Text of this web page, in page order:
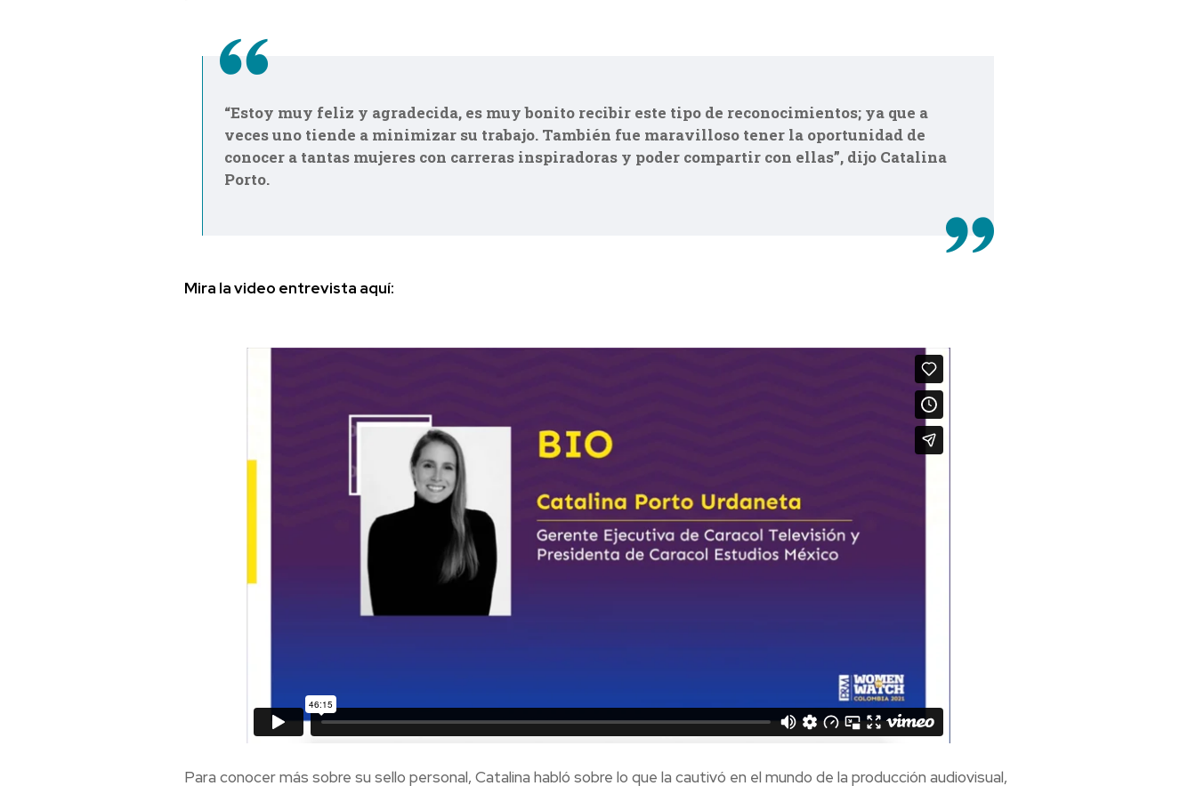
“Estoy muy feliz y agradecida, es muy bonito recibir este tipo de reconocimientos; ya que a
veces uno tiende a minimizar su trabajo. También fue maravilloso tener la oportunidad de
conocer a tantas mujeres con carreras inspiradoras y poder compartir con ellas”, dijo Catalina
Porto.
Mira la video entrevista aquí:
Para conocer más sobre su sello personal, Catalina habló sobre lo que la cautivó en el mundo de la producción audiovisual,